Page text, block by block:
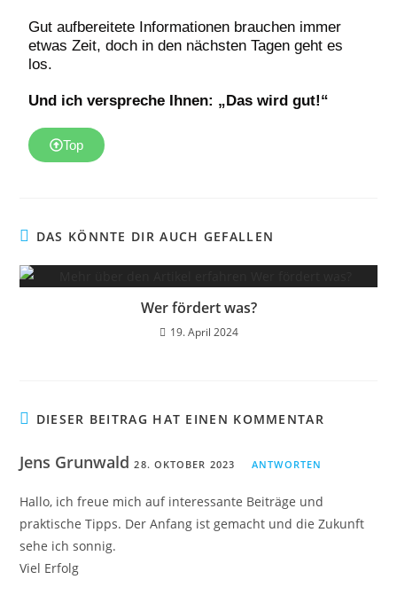
Gut aufbereitete Informationen brauchen immer
etwas Zeit, doch in den nächsten Tagen geht es
los.
Und ich verspreche Ihnen: „Das wird gut!“
Top
DAS KÖNNTE DIR AUCH GEFALLEN
Wer fördert was?
19. April 2024
DIESER BEITRAG HAT EINEN KOMMENTAR
Jens Grunwald28. OKTOBER 2023 ANTWORTEN
Hallo, ich freue mich auf interessante Beiträge und
praktische Tipps. Der Anfang ist gemacht und die Zukunft
sehe ich sonnig.
Viel Erfolg